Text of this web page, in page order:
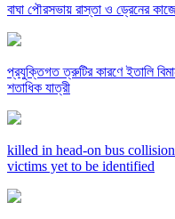
বাঘা পৌরসভায় রাস্তা ও ড্রেনের
প্রযুক্তিগত ত্রুটির কারণে ইতালি
শতাধিক যাত্রী
killed in head-on bus
victims yet to be identified